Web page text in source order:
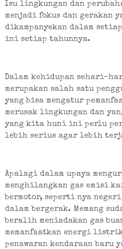
Isu lingkungan dan
menjadi fokus dan gerakan
dikampanyekan dalam
ini setiap tahunnya.
Dalam kehidupan sehari-
merupakan salah satu
yang bisa mengatur
merusak lingkungan dan
yang kita huni ini perlu
lebih serius agar lebih
Apalagi dalam upaya
menghilangkan gas emisi
bermotor, seperti nya
dalam bergerak. Memang
beralih meniadakan gas
memanfaatkan energi
penawaran kendaraan baru